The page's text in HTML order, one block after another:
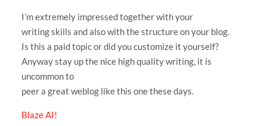
I’m extremely impressed together with your
writing skills and also with the structure on your blog.
Is this a paid topic or did you customize it yourself?
Anyway stay up the nice high quality writing, it is
uncommon to
peer a great weblog like this one these days.
Blaze AI!